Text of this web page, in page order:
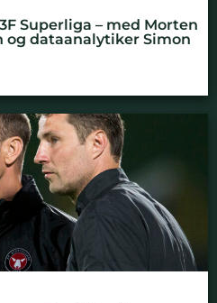
Superliga – med Morten
og dataanalytiker Simon